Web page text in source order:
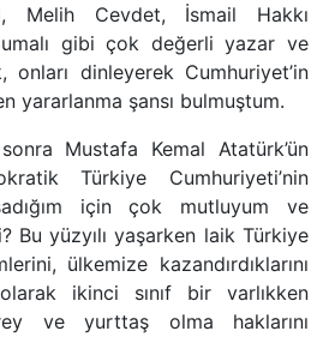
Melih Cevdet, İsmail Hakkı
gibi çok değerli yazar ve
onları dinleyerek Cumhuriyet’in
yararlanma şansı bulmuştum.
Mustafa Kemal Atatürk’ün
Türkiye Cumhuriyeti’nin
için çok mutluyum ve
Bu yüzyılı yaşarken laik Türkiye
ülkemize kazandırdıklarını
olarak ikinci sınıf bir varlıkken
ve yurttaş olma haklarını